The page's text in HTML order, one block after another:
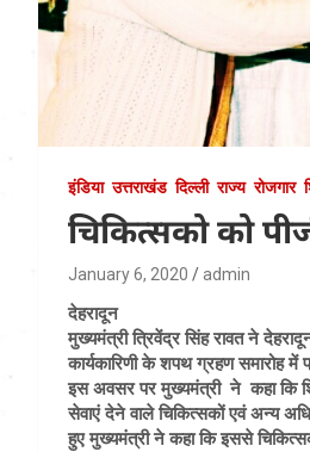
इंडिया उत्तराखंड दिल्ली राज्य रोजगार
चिकित्सको को
January 6, 2020 admin
देहरादून
मुख्यमंत्री त्रिवेंद्र सिंह रावत ने
कार्यकारिणी के शपथ ग्रहण समारोह में
इस अवसर पर मुख्यमंत्री ने कहा कि
सेवाएं देने वाले चिकित्सकों एवं अन्य
हुए मुख्यमंत्री ने कहा कि इससे